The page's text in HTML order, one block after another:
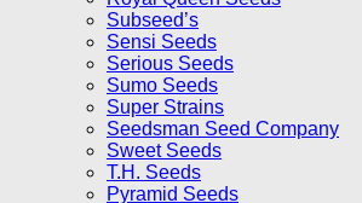
Subseed’s
Sensi Seeds
Serious Seeds
Sumo Seeds
Super Strains
Seedsman Seed Company
Sweet Seeds
T.H. Seeds
Pyramid Seeds